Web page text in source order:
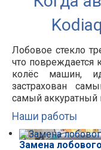
Лобовое стекло
что
колёс машин,
застрахован
самый аккуратный
Наши работы
Замена